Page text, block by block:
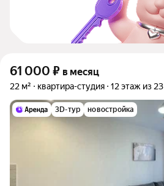
61 000 ₽ в месяц
22 м² квартира-студия 12 этаж из 23
3D-тур новостройка